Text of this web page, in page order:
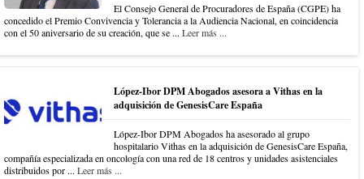
El Consejo General de Procuradores de España (CGPE) ha
concedido el Premio Convivencia y Tolerancia a la Audiencia Nacional, en coincidencia
con el 50 aniversario de su creación, que se ... Leer más ...
López-Ibor DPM Abogados asesora a Vithas en la
adquisición de GenesisCare España
López-Ibor DPM Abogados ha asesorado al grupo
hospitalario Vithas en la adquisición de GenesisCare España,
compañía especializada en oncología con una red de 18 centros y unidades asistenciales
distribuidos por ... Leer más ...